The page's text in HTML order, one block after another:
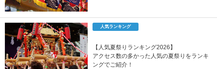
人気ランキング
【人気夏祭りランキング2026】
アクセス数の多かった人気の夏祭りをランキ
ングでご紹介！